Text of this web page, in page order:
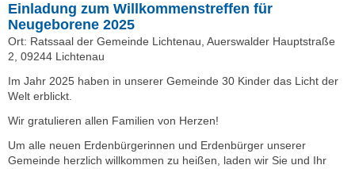
Einladung zum Willkommenstreffen für
Neugeborene 2025
Ort: Ratssaal der Gemeinde Lichtenau, Auerswalder Hauptstraße
2, 09244 Lichtenau
Im Jahr 2025 haben in unserer Gemeinde 30 Kinder das Licht der
Welt erblickt.
Wir gratulieren allen Familien von Herzen!
Um alle neuen Erdenbürgerinnen und Erdenbürger unserer
Gemeinde herzlich willkommen zu heißen, laden wir Sie und Ihr